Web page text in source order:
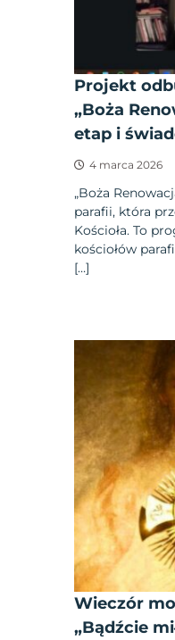
Projekt
„Boża
etap i
4 marca 2026
„Boża
parafii, która
Kościoła. To
kościołów
[…]
Wieczór
„Bądźcie